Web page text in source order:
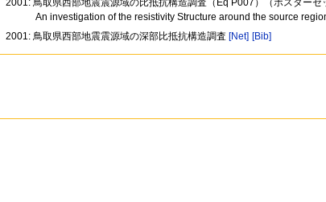
2001: 鳥取県西部地震震源域の比抵抗構造調査（Eq P007）（ポスターセ
An investigation of the resistivity Structure around the source
2001: 鳥取県西部地震震源域の深部比抵抗構造調査 [Net] [Bib]